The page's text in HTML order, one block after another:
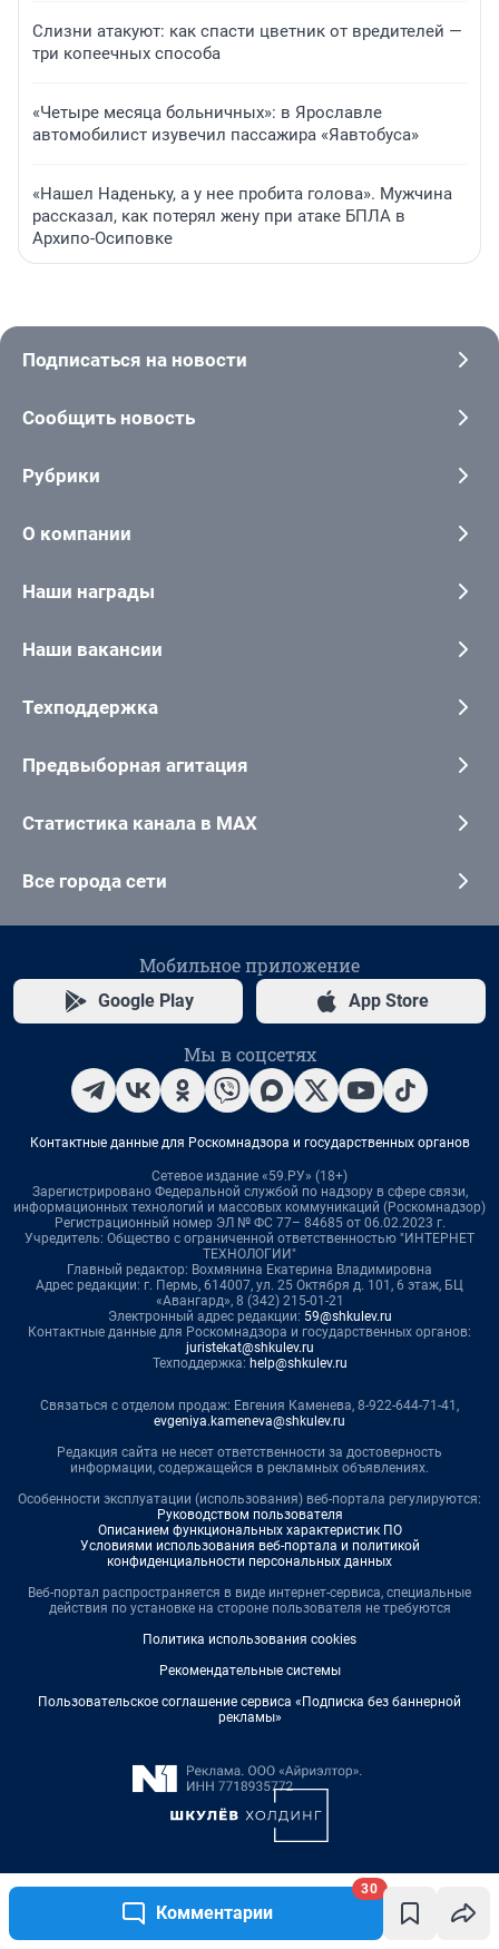
Комментарии
30
Слизни атакуют: как спасти цветник от вредителей —
три копеечных способа
«Четыре месяца больничных»: в Ярославле
автомобилист изувечил пассажира «Яавтобуса»
«Нашел Наденьку, а у нее пробита голова». Мужчина
рассказал, как потерял жену при атаке БПЛА в
Архипо-Осиповке
Подписаться на новости
Сообщить новость
Рубрики
О компании
Наши награды
Наши вакансии
Техподдержка
Предвыборная агитация
Статистика канала в MAX
Все города сети
Мобильное приложение
Google Play App Store
Мы в соцсетях
Контактные данные для Роскомнадзора и государственных органов
Сетевое издание «59.РУ» (18+)
Зарегистрировано Федеральной службой по надзору в сфере связи,
информационных технологий и массовых коммуникаций (Роскомнадзор)
Регистрационный номер ЭЛ № ФС 77– 84685 от 06.02.2023 г.
Учредитель: Общество с ограниченной ответственностью "ИНТЕРНЕТ
ТЕХНОЛОГИИ"
Главный редактор: Вохмянина Екатерина Владимировна
Адрес редакции: г. Пермь, 614007, ул. 25 Октября д. 101, 6 этаж, БЦ
«Авангард», 8 (342) 215-01-21
Электронный адрес редакции: 59@shkulev.ru
Контактные данные для Роскомнадзора и государственных органов:
juristekat@shkulev.ru
Техподдержка: help@shkulev.ru
Связаться с отделом продаж: Евгения Каменева, 8-922-644-71-41,
evgeniya.kameneva@shkulev.ru
Редакция сайта не несет ответственности за достоверность
информации, содержащейся в рекламных объявлениях.
Особенности эксплуатации (использования) веб-портала регулируются:
Руководством пользователя
Описанием функциональных характеристик ПО
Условиями использования веб-портала и политикой
конфиденциальности персональных данных
Веб-портал распространяется в виде интернет-сервиса, специальные
действия по установке на стороне пользователя не требуются
Политика использования cookies
Рекомендательные системы
Пользовательское соглашение сервиса «Подписка без баннерной
рекламы»
© ООО «Интернет Технологии»